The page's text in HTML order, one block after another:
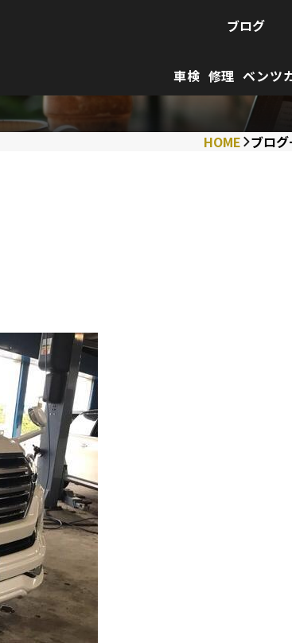
ブログ
車検 修理 ベンツ
HOME ブロ